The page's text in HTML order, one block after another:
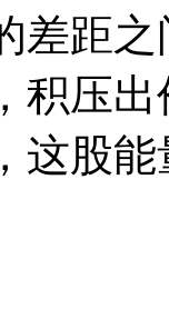
差距
积压
这股